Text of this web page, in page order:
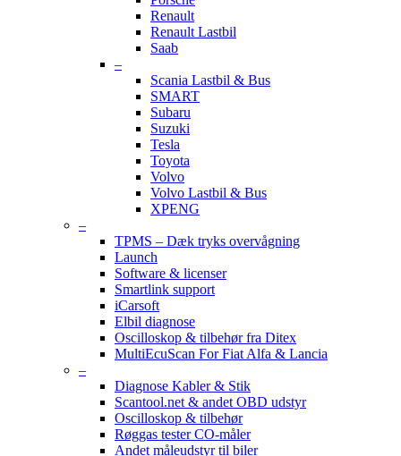
Renault
Renault Lastbil
Saab
–
Scania Lastbil & Bus
SMART
Subaru
Suzuki
Tesla
Toyota
Volvo
Volvo Lastbil & Bus
XPENG
–
TPMS – Dæk tryks overvågning
Launch
Software & licenser
Smartlink support
iCarsoft
Elbil diagnose
Oscilloskop & tilbehør fra Ditex
MultiEcuScan For Fiat Alfa & Lancia
–
Diagnose Kabler & Stik
Scantool.net & andet OBD udstyr
Oscilloskop & tilbehør
Røggas tester CO-måler
Andet måleudstyr til biler